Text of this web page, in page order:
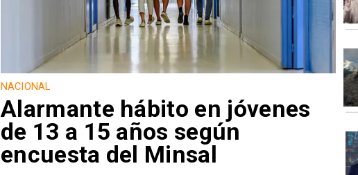
NACIONAL
Alarmante hábito en jóvenes
de 13 a 15 años según
encuesta del Minsal